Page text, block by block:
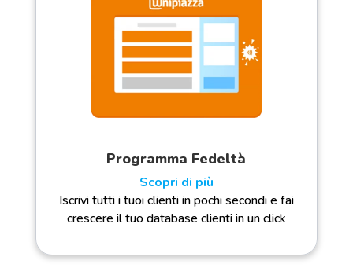
Programma Fedeltà
Scopri di più
Iscrivi tutti i tuoi clienti in pochi secondi e fai
crescere il tuo database clienti in un click